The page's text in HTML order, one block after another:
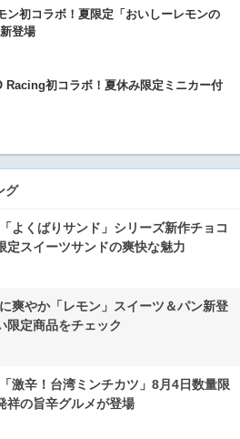
ン初コラボ！夏限定「おいしーレモンの
登場
Racing初コラボ！夏休み限定ミニカー付
グ
よくばりサンド」シリーズ新作チョコ
定スイーツサンドの爽快な魅力
爽やか「レモン」スイーツ＆パン新登
限定商品をチェック
激辛！台湾ミンチカツ」8月4日数量限
祥の旨辛グルメが登場